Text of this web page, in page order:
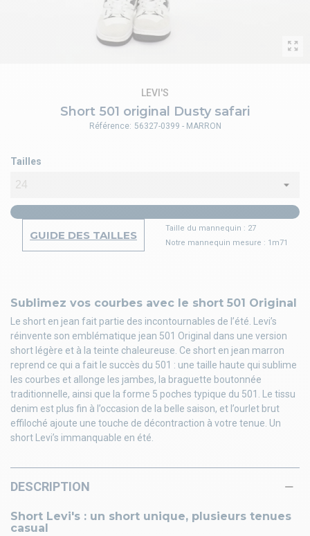
Short 501 original Dusty safari
LEVI'S
Sublimez vos courbes avec le short 501 Original
Le short en jean fait partie des incontournables de l’été. Levi’s
réinvente son emblématique jean 501 Original dans une version
short légère et à la teinte chaleureuse. Ce short en jean marron
reprend ce qui a fait le succès du 501 : une taille haute qui sublime
les courbes et allonge les jambes, la braguette boutonnée
traditionnelle, ainsi que la forme 5 poches typique du 501. Le tissu
denim est plus fin à l’occasion de la belle saison, et l’ourlet brut
effiloché ajoute une touche de décontraction à votre tenue. Un
short Levi’s immanquable en été.
Tailles
GUIDE DES TAILLES
Taille du mannequin : 27
Notre mannequin mesure : 1m71
Référence: 56327-0399 - MARRON
DESCRIPTION
Short Levi's : un short unique, plusieurs tenues
casual